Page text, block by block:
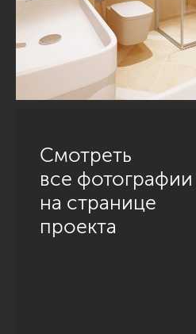
Смотреть
все фотографии
на странице
проекта